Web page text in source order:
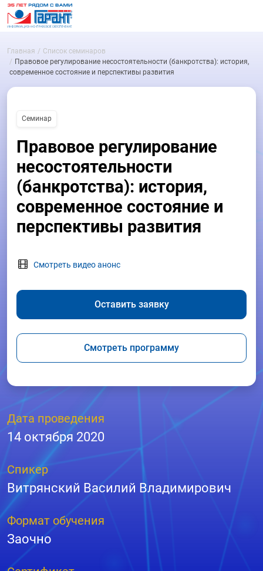
Главная
Список семинаров
Правовое регулирование несостоятельности (банкротства): история,
современное состояние и перспективы развития
Семинар
Правовое регулирование
несостоятельности
(банкротства): история,
современное состояние и
перспективы развития
Смотреть видео анонс
Оставить заявку
Смотреть программу
Дата проведения
14 октября 2020
Спикер
Витрянский Василий Владимирович
Формат обучения
Заочно